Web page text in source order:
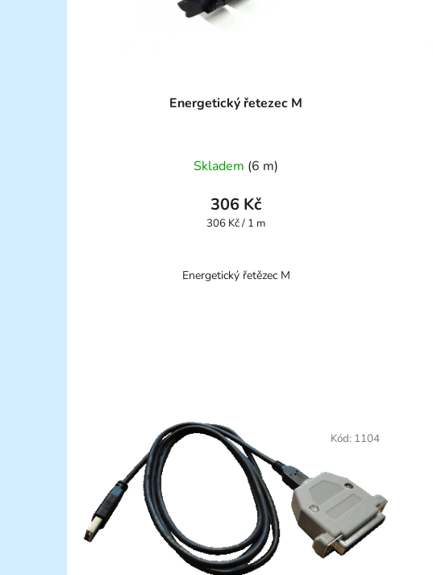
Energetický řetezec M
Skladem (6 m)
306 Kč
Měrná
306 Kč / 1 m
Energetický řetězec M
Kód: 1104